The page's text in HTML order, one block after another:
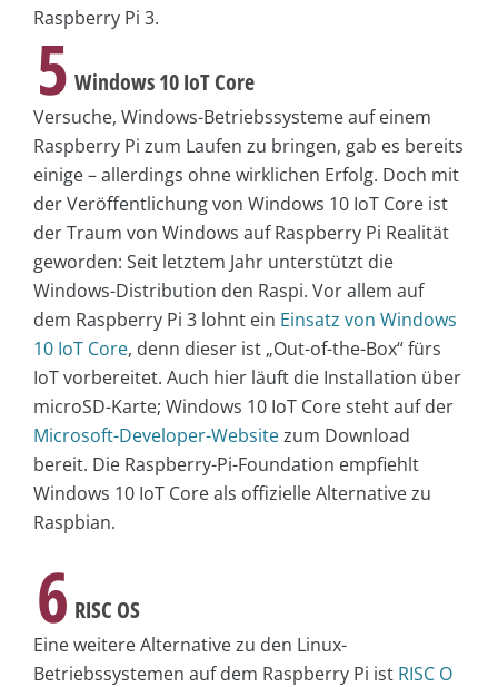
Raspberry Pi 3.
5 Windows 10 IoT Core
Versuche, Windows-Betriebssysteme auf einem
Raspberry Pi zum Laufen zu bringen, gab es bereits
einige – allerdings ohne wirklichen Erfolg. Doch mit
der Veröffentlichung von Windows 10 IoT Core ist
der Traum von Windows auf Raspberry Pi Realität
geworden: Seit letztem Jahr unterstützt die
Windows-Distribution den Raspi. Vor allem auf
dem Raspberry Pi 3 lohnt ein Einsatz von Windows
10 IoT Core, denn dieser ist „Out-of-the-Box“ fürs
IoT vorbereitet. Auch hier läuft die Installation über
microSD-Karte; Windows 10 IoT Core steht auf der
Microsoft-Developer-Websitezum Download
bereit. Die Raspberry-Pi-Foundation empfiehlt
Windows 10 IoT Core als offizielle Alternative zu
Raspbian.
6 RISC OS
Eine weitere Alternative zu den Linux-
Betriebssystemen auf dem Raspberry Pi ist RISC O